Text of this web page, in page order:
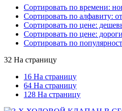
Сортировать по времени:
Сортировать по алфавиту:
Сортировать по цене:
Сортировать по цене:
Сортировать по
32 На страницу
16 На страницу
64 На страницу
128 На страницу